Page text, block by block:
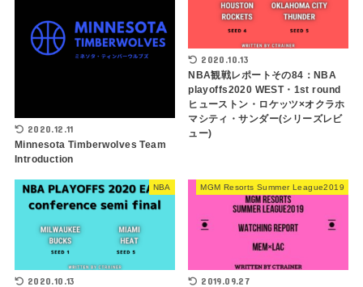
2020.12.11
Minnesota Timberwolves Team
Introduction
2020.10.13
NBA観戦レポートその84：NBA
playoffs2020 WEST・1st round
ヒューストン・ロケッツ×オクラホ
マシティ・サンダー(シリーズレビ
ュー)
NBA
2020.10.13
MGM Resorts Summer League2019
2019.09.27